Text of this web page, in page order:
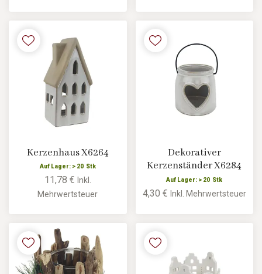
Kerzenhaus X6264
Auf Lager: > 20 Stk
11,78 € Inkl.
Mehrwertsteuer
Dekorativer
Kerzenständer X6284
Auf Lager: > 20 Stk
4,30 € Inkl. Mehrwertsteuer